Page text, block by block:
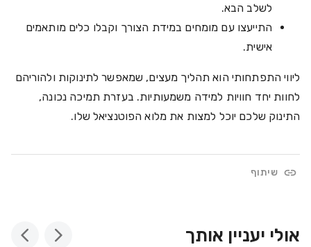
לשלב הבא.
התייעצו עם מומחים במידת הצורך וקבלו כלים מותאמים
אישית.
ליווי התפתחותי הוא תהליך מעצים, שמאפשר לתינוקות ולהוריהם
לחוות יחד חוויות למידה משמעותיות. בעזרת תמיכה נכונה,
התינוק שלכם יוכל למצות את מלוא הפוטנציאל שלו.
שיתוף
אולי יעניין אותך